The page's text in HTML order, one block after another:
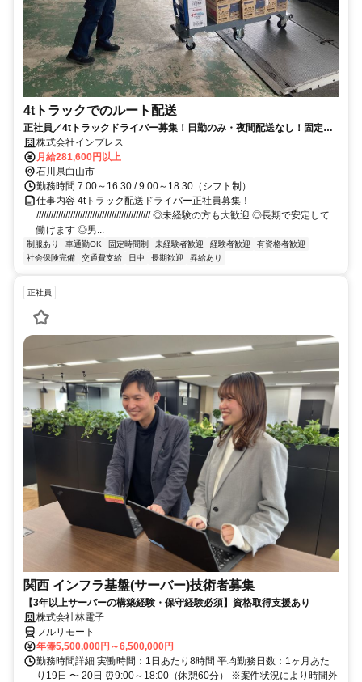
4tトラックでのルート配送
正社員／4tトラックドライバー募集！日勤のみ・夜間配送なし！固定ル
ート配送でモクモク取り組めます
株式会社インプレス
月給281,600円以上
石川県白山市
勤務時間 7:00～16:30 / 9:00～18:30（シフト制）
仕事内容 4tトラック配送ドライバー正社員募集！
/////////////////////////////////////////////// ◎未経験の方も大歓迎 ◎長期で安定して
働けます ◎男...
制服あり 車通勤OK 固定時間制 未経験者歓迎 経験者歓迎
有資格者歓迎
社会保険完備
交通費支給 日中 長期歓迎 昇給あり
正社員
関西 インフラ基盤(サーバー)技術者募集
【3年以上サーバーの構築経験・保守経験必須】資格取得支援あり
株式会社林電子
フルリモート
年俸5,500,000円～6,500,000円
勤務時間詳細 実働時間：1日あたり8時間 平均勤務日数：1ヶ月あた
り19日 〜 20日 ⏰9:00～18:00（休憩60分） ※案件状況により時間外